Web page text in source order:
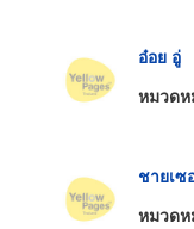
อ๋อย อู่
หมวด
ชายเซ
หมวด